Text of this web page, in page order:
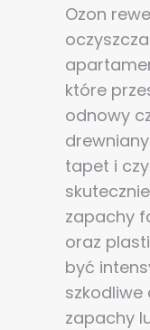
Ozon
które
odnowy
tapet i
zapachy
oraz
być
szkodliwe
zapachy